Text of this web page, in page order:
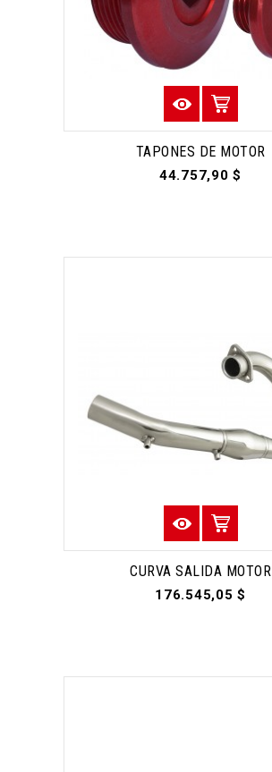
TAPONES DE MOTOR
44.757,90 $
CURVA SALIDA MOTOR
176.545,05 $